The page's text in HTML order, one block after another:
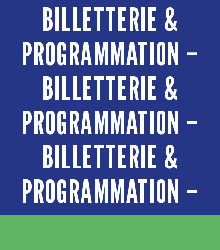
BILLETTERIE &
PROGRAMMATION –
BILLETTERIE &
PROGRAMMATION –
BILLETTERIE &
PROGRAMMATION –